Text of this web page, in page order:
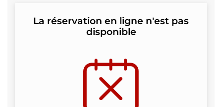
La réservation en ligne n'est pas
disponible